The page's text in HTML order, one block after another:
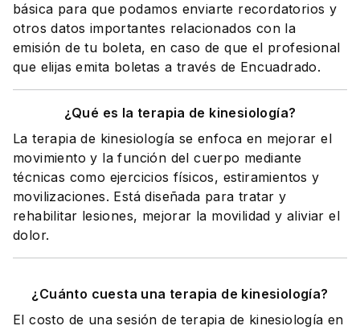
básica para que podamos enviarte recordatorios y
otros datos importantes relacionados con la
emisión de tu boleta, en caso de que el profesional
que elijas emita boletas a través de Encuadrado.
¿Qué es la terapia de kinesiología?
La terapia de kinesiología se enfoca en mejorar el
movimiento y la función del cuerpo mediante
técnicas como ejercicios físicos, estiramientos y
movilizaciones. Está diseñada para tratar y
rehabilitar lesiones, mejorar la movilidad y aliviar el
dolor.
¿Cuánto cuesta una terapia de kinesiología?
El costo de una sesión de terapia de kinesiología en